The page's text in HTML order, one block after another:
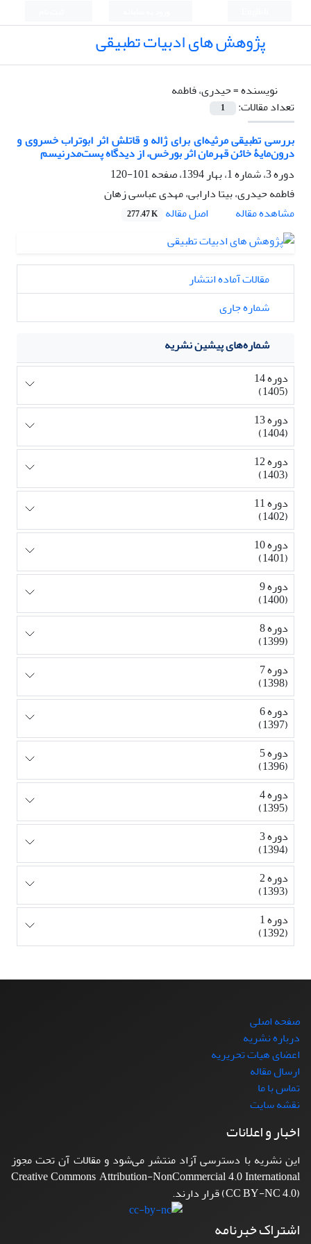
پژوهش های ادبیات تطبیقی
نویسنده =حیدری، فاطمه
تعداد مقالات:
1
بررسی تطبیقی مرثیه‌ای برای ژاله و قاتلش اثر ابوتراب خسروی و
درون‌مایۀ خائن قهرمان اثر بورخس، از دیدگاه پست‌مدرنیسم
دوره 3، شماره 1، بهار 1394، صفحه
101-120
فاطمه حیدری، بیتا دارابی، مهدی عباسی زهان
مشاهده مقاله
اصل مقاله 277.47 K
مقالات آماده انتشار
شماره جاری
شماره‌های پیشین نشریه
دوره 14
(1405)
دوره 13
(1404)
دوره 12
(1403)
دوره 11
(1402)
دوره 10
(1401)
دوره 9
(1400)
دوره 8
(1399)
دوره 7
(1398)
دوره 6
(1397)
دوره 5
(1396)
دوره 4
(1395)
دوره 3
(1394)
دوره 2
(1393)
دوره 1
(1392)
صفحه اصلی
درباره نشریه
اعضای هیات تحریریه
ارسال مقاله
تماس با ما
نقشه سایت
اخبار و اعلانات
این نشریه با دسترسی آزاد منتشر می‌شود و مقالات آن تحت مجوز
Creative Commons Attribution-NonCommercial 4.0 International
(CC BY-NC 4.0) قرار دارند.
اشتراک خبرنامه